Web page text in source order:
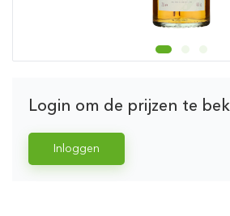
Login om de prijzen te
Inloggen